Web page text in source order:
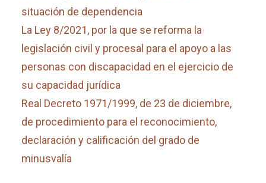
situación de dependencia
La Ley 8/2021, por la que se reforma la
legislación civil y procesal para el apoyo a las
personas con discapacidad en el ejercicio de
su capacidad jurídica
Real Decreto 1971/1999, de 23 de diciembre,
de procedimiento para el reconocimiento,
declaración y calificación del grado de
minusvalía